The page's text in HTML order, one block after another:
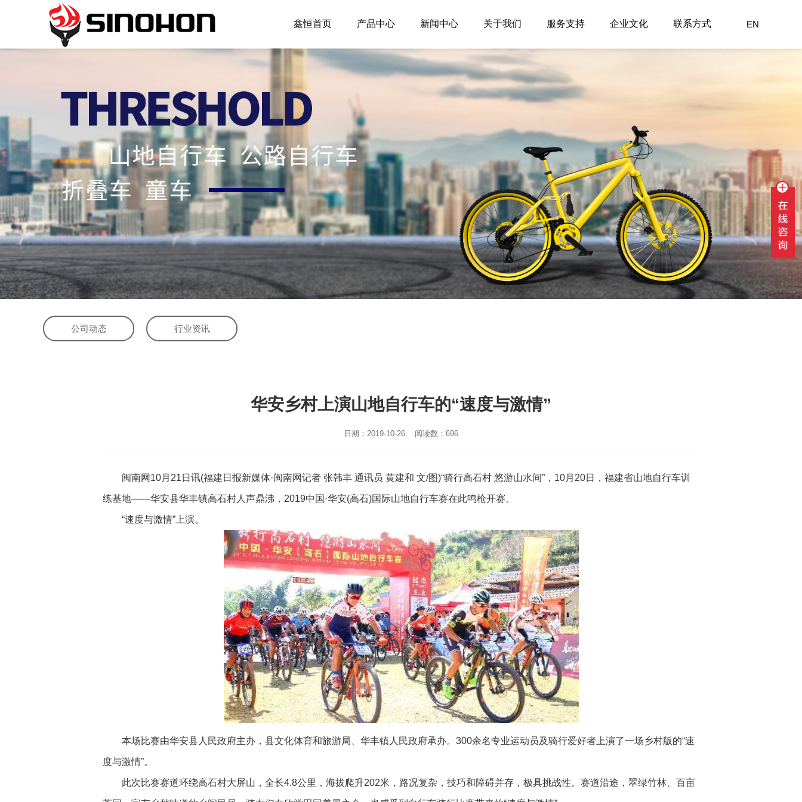
EN
鑫恒首页 产品中心 新闻中心 关于我们 服务支持 企业文化 联系方式
公司动态 行业资讯
华安乡村上演山地自行车的“速度与激情”
日期：2019-10-26 阅读数：696
闽南网10月21日讯(福建日报新媒体·闽南网记者 张韩丰 通讯员 黄建和 文/图)“骑行高石村 悠游山水间”，10月20日，福建省山地自行车训
练基地——华安县华丰镇高石村人声鼎沸，2019中国·华安(高石)国际山地自行车赛在此鸣枪开赛。
“速度与激情”上演。
本场比赛由华安县人民政府主办，县文化体育和旅游局、华丰镇人民政府承办。300余名专业运动员及骑行爱好者上演了一场乡村版的“速
度与激情”。
此次比赛赛道环绕高石村大屏山，全长4.8公里，海拔爬升202米，路况复杂，技巧和障碍并存，极具挑战性。赛道沿途，翠绿竹林、百亩